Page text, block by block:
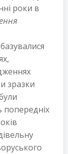
роки в
зразки
попередніх